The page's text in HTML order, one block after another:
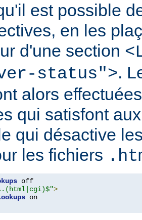
est possible
en les
d'une section
status">.
alors
qui satisfont
qui désactive
les fichiers
>